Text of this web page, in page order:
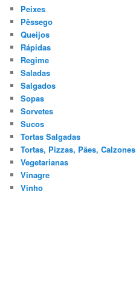
Peixes
Pêssego
Queijos
Rápidas
Regime
Saladas
Salgados
Sopas
Sorvetes
Sucos
Tortas Salgadas
Tortas, Pizzas, Pães, Calzones
Vegetarianas
Vinagre
Vinho